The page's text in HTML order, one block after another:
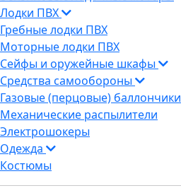
Лодки ПВХ
Гребные лодки ПВХ
Моторные лодки ПВХ
Сейфы и оружейные шкафы
Средства самообороны
Газовые (перцовые) баллончики
Механические распылители
Электрошокеры
Одежда
Костюмы